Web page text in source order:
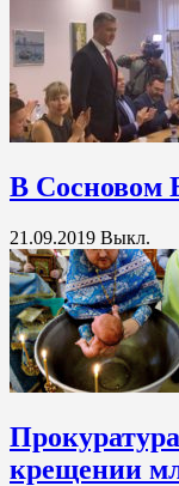
В Сосновом
21.09.2019 Выкл.
крещении